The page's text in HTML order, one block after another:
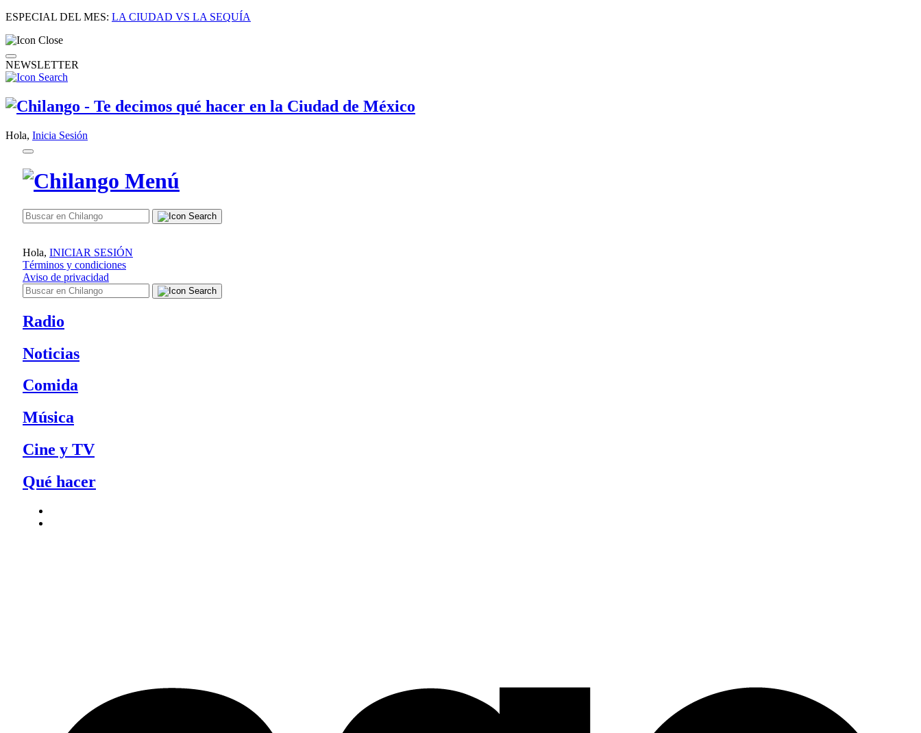
ESPECIAL DEL MES: LA CIUDAD VS LA SEQUÍA
NEWSLETTER
Hola, Inicia Sesión
Hola, INICIAR SESIÓN
Términos y condiciones
Aviso de privacidad
Radio
Noticias
Comida
Música
Cine y TV
Qué hacer